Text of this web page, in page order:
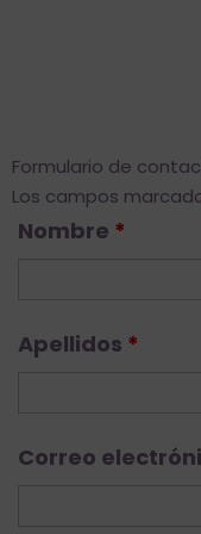
Formulario de
Los campos
Nombre *
Apellidos *
Correo